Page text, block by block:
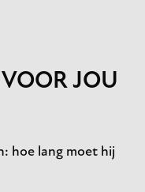
JOU
hoe lang moet hij